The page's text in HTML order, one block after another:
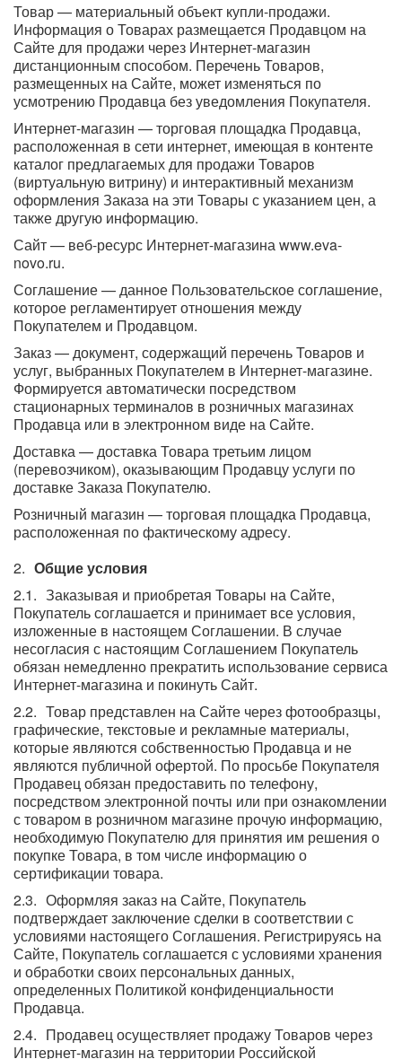
Товар — материальный объект купли-продажи.
Информация о Товарах размещается Продавцом на
Сайте для продажи через Интернет-магазин
дистанционным способом. Перечень Товаров,
размещенных на Сайте, может изменяться по
усмотрению Продавца без уведомления Покупателя.
Интернет-магазин — торговая площадка Продавца,
расположенная в сети интернет, имеющая в контенте
каталог предлагаемых для продажи Товаров
(виртуальную витрину) и интерактивный механизм
оформления Заказа на эти Товары с указанием цен, а
также другую информацию.
Сайт — веб-ресурс Интернет-магазина www.eva-
novo.ru.
Соглашение — данное Пользовательское соглашение,
которое регламентирует отношения между
Покупателем и Продавцом.
Заказ — документ, содержащий перечень Товаров и
услуг, выбранных Покупателем в Интернет-магазине.
Формируется автоматически посредством
стационарных терминалов в розничных магазинах
Продавца или в электронном виде на Сайте.
Доставка — доставка Товара третьим лицом
(перевозчиком), оказывающим Продавцу услуги по
доставке Заказа Покупателю.
Розничный магазин — торговая площадка Продавца,
расположенная по фактическому адресу.
Общие условия
Заказывая и приобретая Товары на Сайте,
Покупатель соглашается и принимает все условия,
изложенные в настоящем Соглашении. В случае
несогласия с настоящим Соглашением Покупатель
обязан немедленно прекратить использование сервиса
Интернет-магазина и покинуть Сайт.
Товар представлен на Сайте через фотообразцы,
графические, текстовые и рекламные материалы,
которые являются собственностью Продавца и не
являются публичной офертой. По просьбе Покупателя
Продавец обязан предоставить по телефону,
посредством электронной почты или при ознакомлении
с товаром в розничном магазине прочую информацию,
необходимую Покупателю для принятия им решения о
покупке Товара, в том числе информацию о
сертификации товара.
Оформляя заказ на Сайте, Покупатель
подтверждает заключение сделки в соответствии с
условиями настоящего Соглашения. Регистрируясь на
Сайте, Покупатель соглашается с условиями хранения
и обработки своих персональных данных,
определенных Политикой конфиденциальности
Продавца.
Продавец осуществляет продажу Товаров через
Интернет-магазин на территории Российской